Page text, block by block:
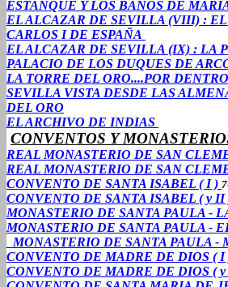
ESTANQUE Y LOS BAÑOS DE
EL ALCAZAR DE SEVILLA (VIII) :
CARLOS I DE ESPAÑA
EL ALCAZAR DE SEVILLA (IX) : LA
PALACIO DE LOS DUQUES DE
LA TORRE DEL ORO....POR DENTRO
SEVILLA VISTA DESDE LAS
DEL ORO
EL ARCHIVO DE INDIAS
CONVENTOS Y
REAL MONASTERIO DE SAN
REAL MONASTERIO DE SAN
CONVENTO DE SANTA ISABEL ( I )
CONVENTO DE SANTA ISABEL ( y II
MONASTERIO DE SANTA PAULA -
MONASTERIO DE SANTA PAULA -
MONASTERIO DE SANTA PAULA -
CONVENTO DE MADRE DE DIOS ( I
CONVENTO DE MADRE DE DIOS (